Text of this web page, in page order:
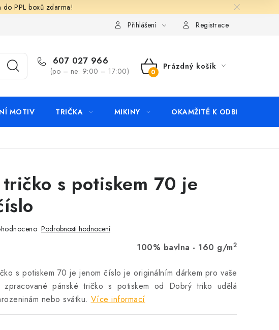
do PPL boxů zdarma!
údajů KontaktyPřihlášení Registrace
607 027 966
(po – ne: 9:00 – 17:00)
NÁKUPNÍ
Prázdný košík
MOTIV TRIČKA MIKINY OKAMŽITĚ K ODBĚRU
tričko s potiskem 70 je
Podrobnosti hodnocení
100% bavlna - 160 g/m2
s potiskem 70 je jenom číslo je originálním dárkem pro vaše
zpracované pánské tričko s potiskem od Dobrý triko udělá
nebo svátku. Více informací